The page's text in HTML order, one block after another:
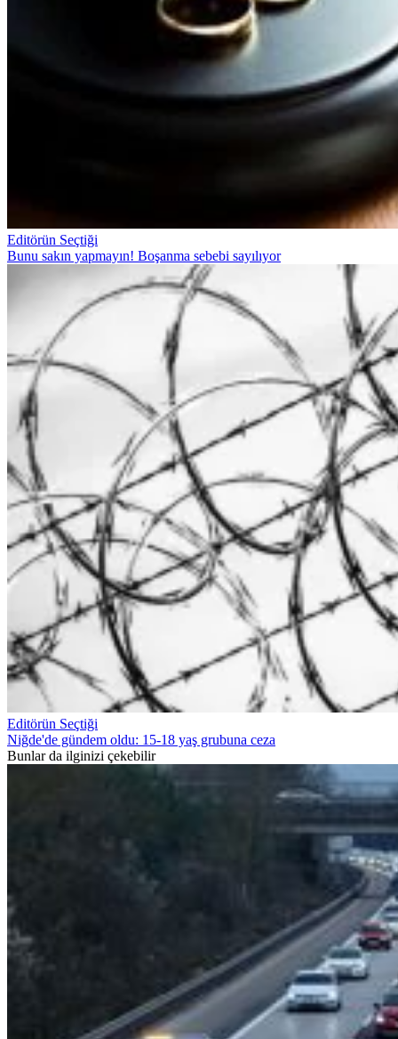
Editörün Seçtiği
Bunu sakın yapmayın! Boşanma sebebi sayılıyor
Editörün Seçtiği
Niğde'de gündem oldu: 15-18 yaş grubuna ceza
Bunlar da ilginizi çekebilir